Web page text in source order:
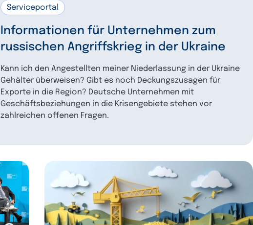
Serviceportal
Informationen für Unternehmen zum
russischen Angriffskrieg in der Ukraine
Kann ich den Angestellten meiner Niederlassung in der Ukraine
Gehälter überweisen? Gibt es noch Deckungszusagen für
Exporte in die Region? Deutsche Unternehmen mit
Geschäftsbeziehungen in die Krisengebiete stehen vor
zahlreichen offenen Fragen.